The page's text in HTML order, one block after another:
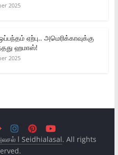
2025
ஏற்பு.. அமெரிக்காவுக்கு
ஹமாஸ்!
2025
l Seidhialasal. All rights